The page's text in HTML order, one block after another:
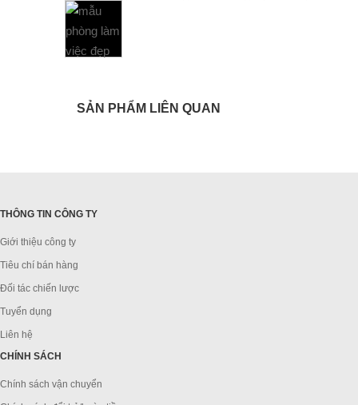
SẢN PHẨM LIÊN QUAN
THÔNG TIN CÔNG TY
Giới thiệu công ty
Tiêu chí bán hàng
Đối tác chiến lược
Tuyển dụng
Liên hệ
CHÍNH SÁCH
Chính sách vận chuyển